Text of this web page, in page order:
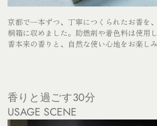
京都で一本ずつ、丁寧につくられたお香を
桐箱に収めました。 助燃剤や着色料は使用
香本来の香りと、自然な使い心地をお楽し
香りと過ごす30分
USAGE SCENE